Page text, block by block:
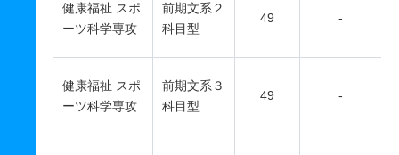
健康福祉 スポ
ーツ科学専攻
前期文系２
科目型
49 -
健康福祉 スポ
ーツ科学専攻
前期文系３
科目型
49 -